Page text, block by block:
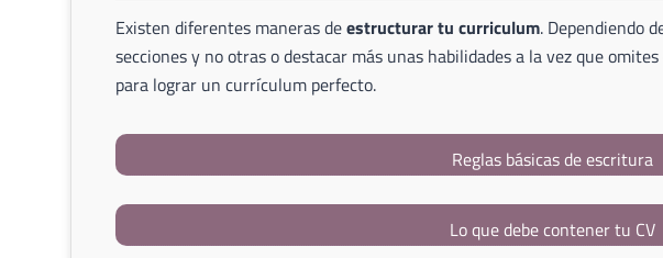
Existen diferentes maneras deestructurar tu curriculum. Dependiendo
secciones y no otras o destacar más unas habilidades a la vez que
para lograr un currículum perfecto.
Reglas básicas de escritura
Lo que debe contener tu CV